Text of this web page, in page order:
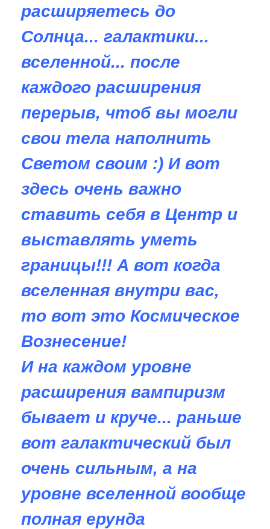
расширяетесь до
Солнца... галактики...
вселенной... после
каждого расширения
перерыв, чтоб вы могли
свои тела наполнить
Светом своим :) И вот
здесь очень важно
ставить себя в Центр и
выставлять уметь
границы!!! А вот когда
вселенная внутри вас,
то вот это Космическое
Вознесение!
И на каждом уровне
расширения вампиризм
бывает и круче... раньше
вот галактический был
очень сильным, а на
уровне вселенной вообще
полная ерунда